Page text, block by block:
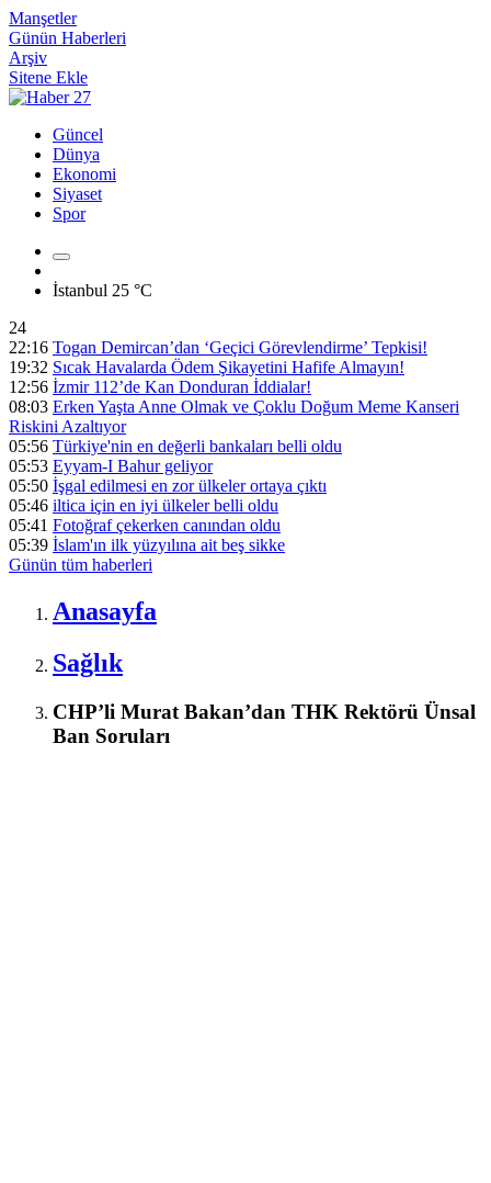
Manşetler
Günün Haberleri
Arşiv
Sitene Ekle
Güncel
Dünya
Ekonomi
Siyaset
Spor
İstanbul 25 °C
24
22:16 Togan Demircan’dan ‘Geçici Görevlendirme’ Tepkisi!
19:32 Sıcak Havalarda Ödem Şikayetini Hafife Almayın!
12:56 İzmir 112’de Kan Donduran İddialar!
08:03 Erken Yaşta Anne Olmak ve Çoklu Doğum Meme Kanseri
Riskini Azaltıyor
05:56 Türkiye'nin en değerli bankaları belli oldu
05:53 Eyyam-I Bahur geliyor
05:50 İşgal edilmesi en zor ülkeler ortaya çıktı
05:46 iltica için en iyi ülkeler belli oldu
05:41 Fotoğraf çekerken canından oldu
05:39 İslam'ın ilk yüzyılına ait beş sikke
Günün tüm haberleri
Anasayfa
Sağlık
CHP’li Murat Bakan’dan THK Rektörü Ünsal
Ban Soruları